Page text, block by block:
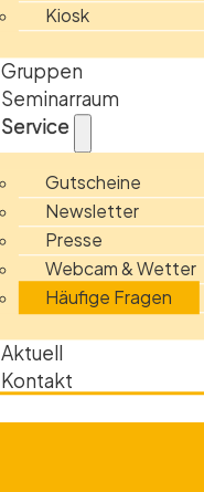
Kiosk
Gruppen
Seminarraum
Service
Gutscheine
Newsletter
Presse
Webcam & Wetter
Häufige Fragen
Aktuell
Kontakt